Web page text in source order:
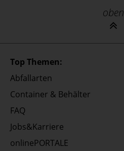
oben
Top Themen:
Abfallarten
Container & Behälter
FAQ
Jobs&Karriere
onlinePORTALE